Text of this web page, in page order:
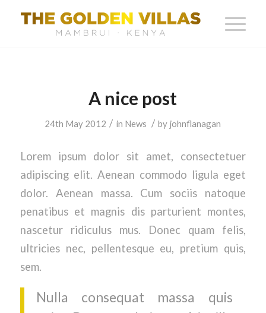
A nice post
24th May 2012 / in News / by johnflanagan
Lorem ipsum dolor sit amet, consectetuer
adipiscing elit. Aenean commodo ligula eget
dolor. Aenean massa. Cum sociis natoque
penatibus et magnis dis parturient montes,
nascetur ridiculus mus. Donec quam felis,
ultricies nec, pellentesque eu, pretium quis,
sem.
Nulla consequat massa quis